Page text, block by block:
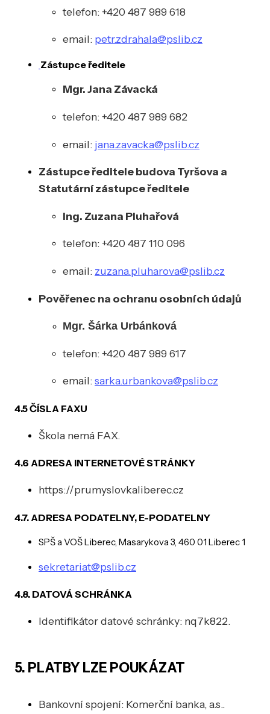
telefon: +420 487 989 618
email: petr.zdrahala@pslib.cz
Zástupce ředitele
Mgr. Jana Závacká
telefon: +420 487 989 682
email: jana.zavacka@pslib.cz
Zástupce ředitele budova Tyršova a
Statutární zástupce ředitele
Ing. Zuzana Pluhařová
telefon: +420 487 110 096
email: zuzana.pluharova@pslib.cz
Pověřenec na ochranu osobních údajů
Mgr. Šárka Urbánková
telefon: +420 487 989 617
email:sarka.urbankova@pslib.cz
4.5 ČÍSLA FAXU
Škola nemá FAX.
4.6 ADRESA INTERNETOVÉ STRÁNKY
https://prumyslovkaliberec.cz
4.7. ADRESA PODATELNY, E-PODATELNY
SPŠ a VOŠ Liberec, Masarykova 3, 460 01 Liberec 1
sekretariat@pslib.cz
4.8. DATOVÁ SCHRÁNKA
Identifikátor datové schránky: nq7k822.
5. PLATBY LZE POUKÁZAT
Bankovní spojení: Komerční banka, a.s..